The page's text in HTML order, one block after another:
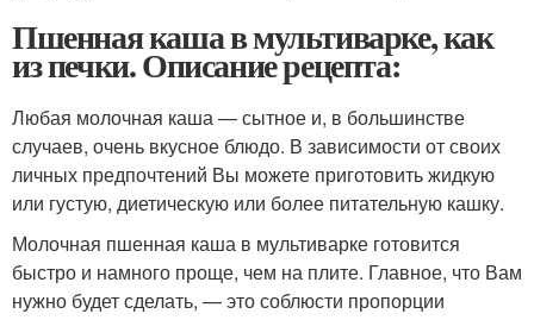
Пшенная каша в мультиварке, как
из печки. Описание рецепта:
Любая молочная каша — сытное и, в большинстве
случаев, очень вкусное блюдо. В зависимости от своих
личных предпочтений Вы можете приготовить жидкую
или густую, диетическую или более питательную кашку.
Молочная пшенная каша в мультиварке готовится
быстро и намного проще, чем на плите. Главное, что Вам
нужно будет сделать, — это соблюсти пропорции